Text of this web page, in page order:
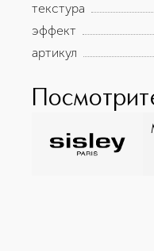
текстура
эффект
артикул